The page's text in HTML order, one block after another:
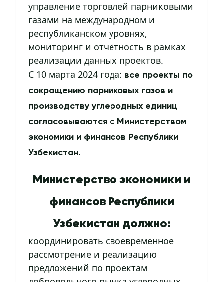
управление торговлей парниковыми
газами на международном и
республиканском уровнях,
мониторинг и отчётность в рамках
реализации данных проектов.
С 10 марта 2024 года: все проекты по
сокращению парниковых газов и
производству углеродных единиц
согласовываются с Министерством
экономики и финансов Республики
Узбекистан.
Министерство экономики и
финансов Республики
Узбекистан должно:
координировать своевременное
рассмотрение и реализацию
предложений по проектам